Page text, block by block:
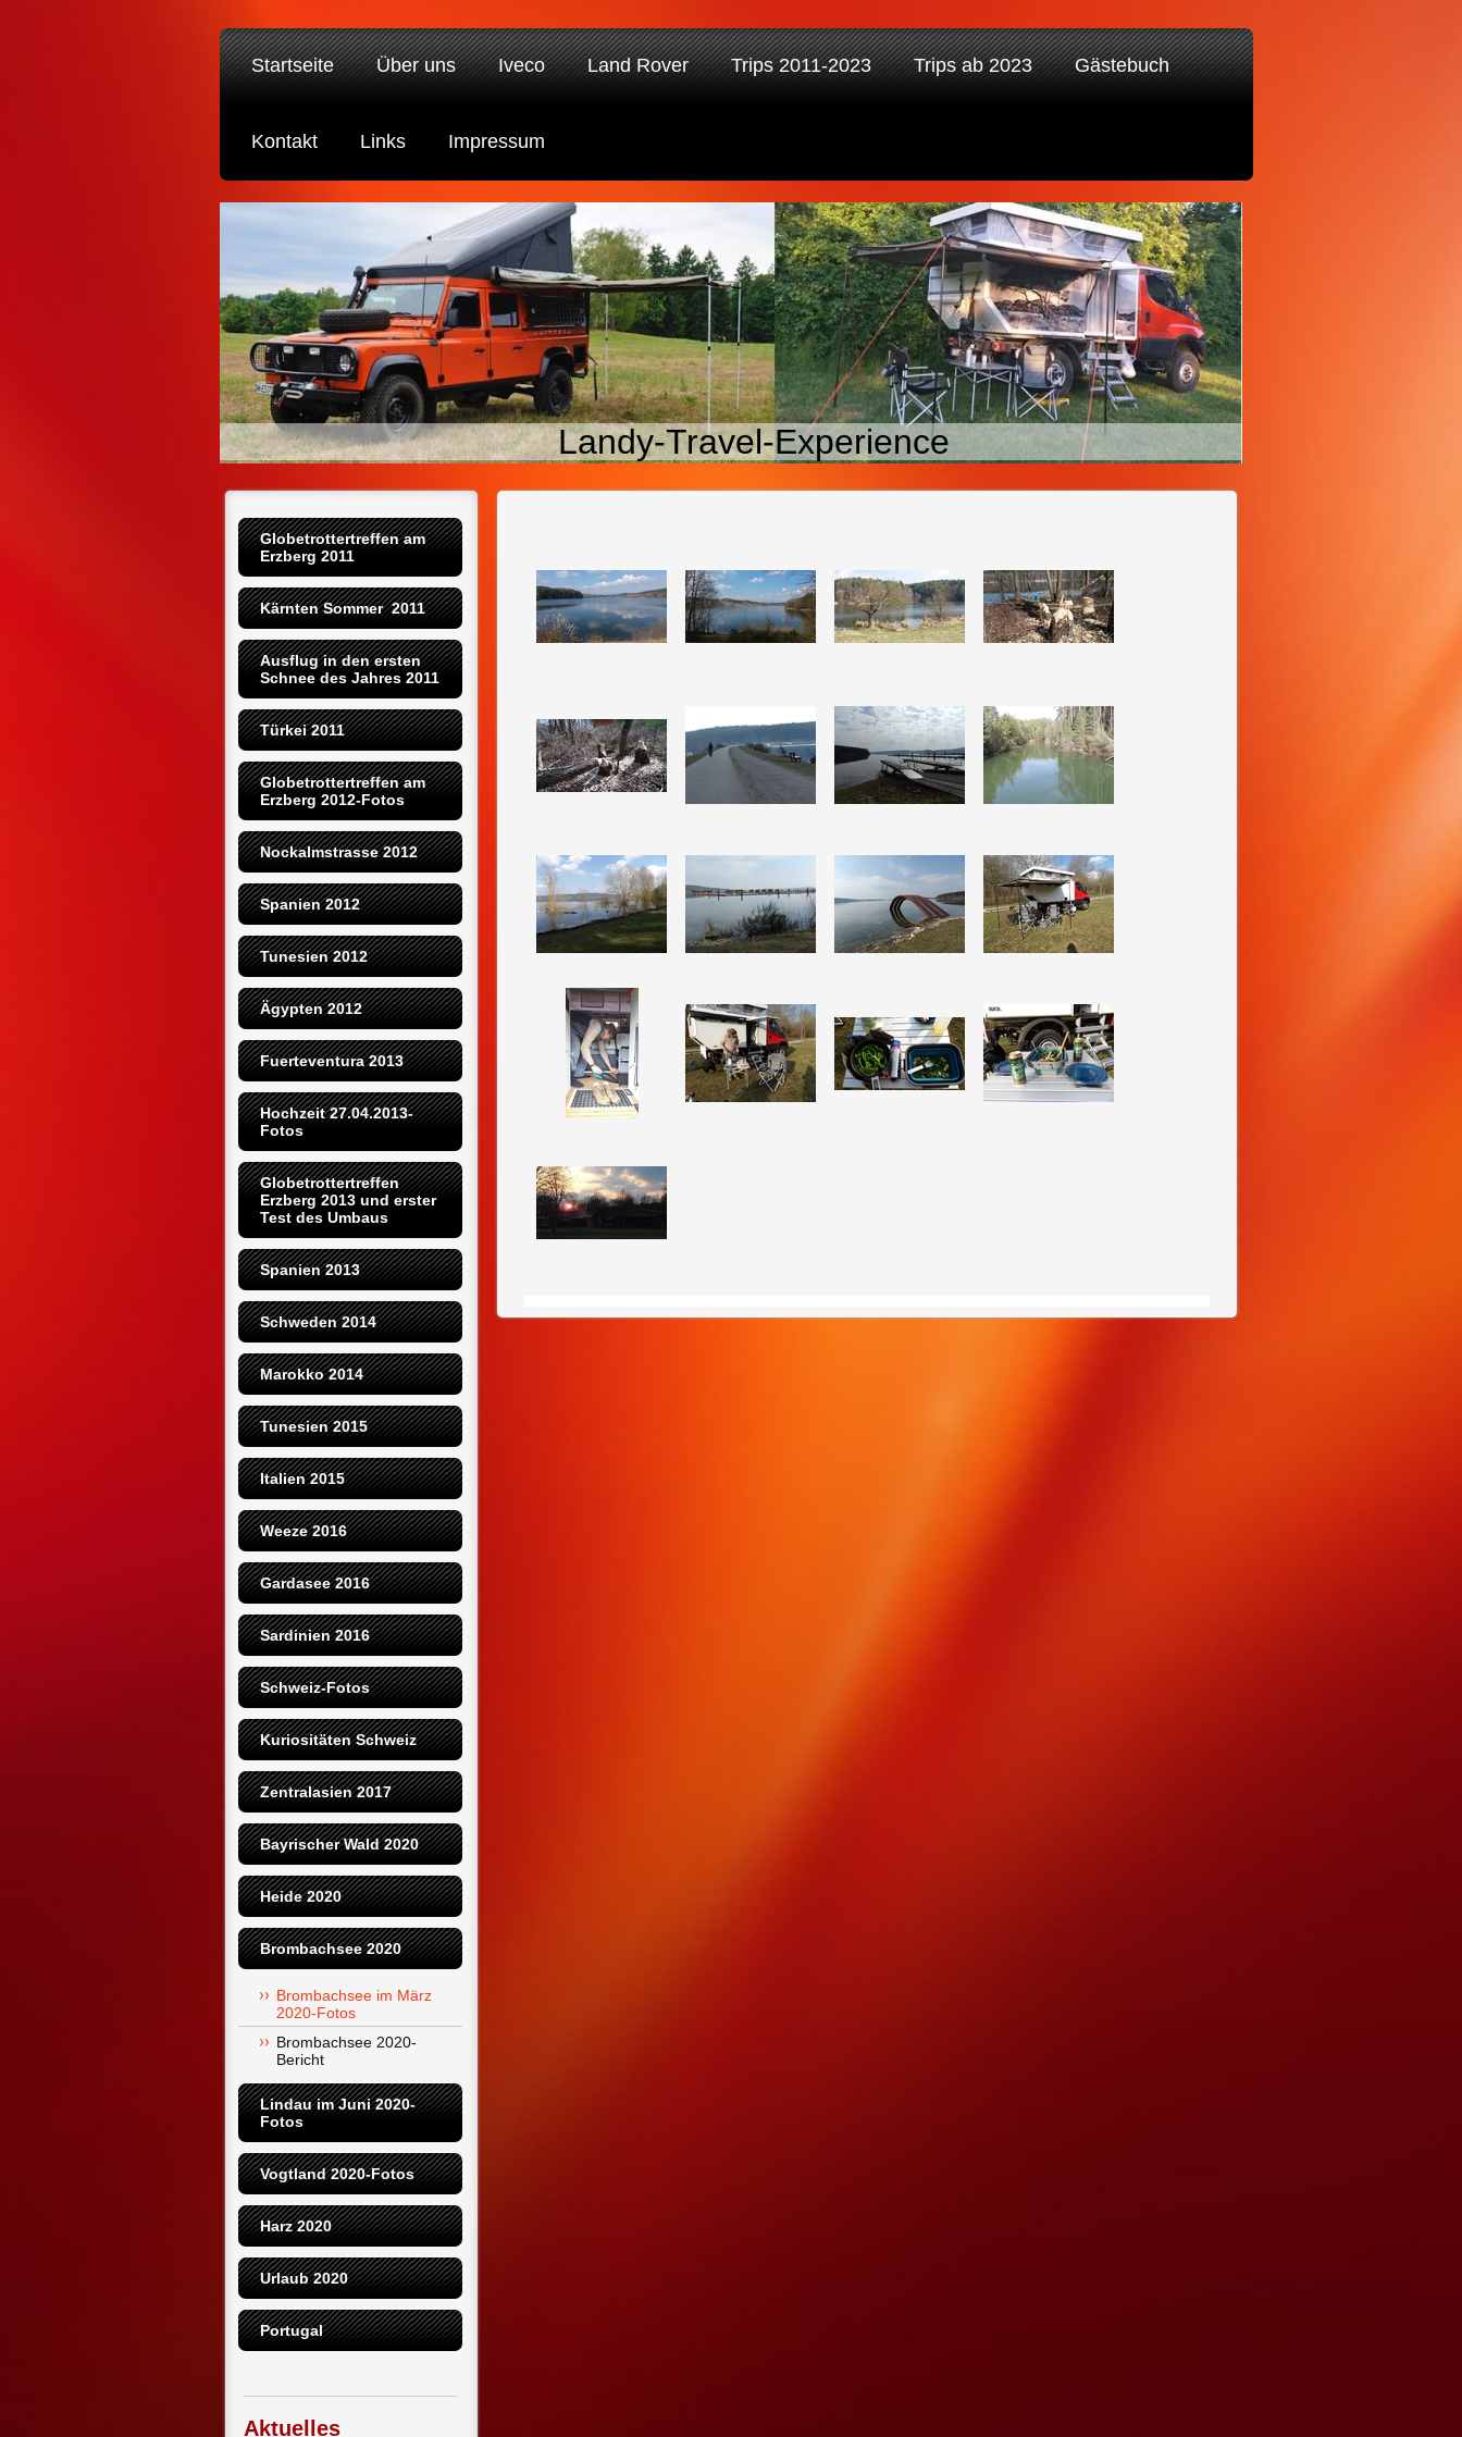
Startseite Über uns Iveco Land Rover Trips 2011-2023 Trips ab 2023 Gästebuch
Kontakt Links Impressum
Landy-Travel-Experience
Globetrottertreffen am
Erzberg 2011
Kärnten Sommer  2011
Ausflug in den ersten
Schnee des Jahres 2011
Türkei 2011
Globetrottertreffen am
Erzberg 2012-Fotos
Nockalmstrasse 2012
Spanien 2012
Tunesien 2012
Ägypten 2012
Fuerteventura 2013
Hochzeit 27.04.2013-
Fotos
Globetrottertreffen
Erzberg 2013 und erster
Test des Umbaus
Spanien 2013
Schweden 2014
Marokko 2014
Tunesien 2015
Italien 2015
Weeze 2016
Gardasee 2016
Sardinien 2016
Schweiz-Fotos
Kuriositäten Schweiz
Zentralasien 2017
Bayrischer Wald 2020
Heide 2020
Brombachsee 2020
Brombachsee im März
2020-Fotos
Brombachsee 2020-
Bericht
Lindau im Juni 2020-
Fotos
Vogtland 2020-Fotos
Harz 2020
Urlaub 2020
Portugal
Aktuelles